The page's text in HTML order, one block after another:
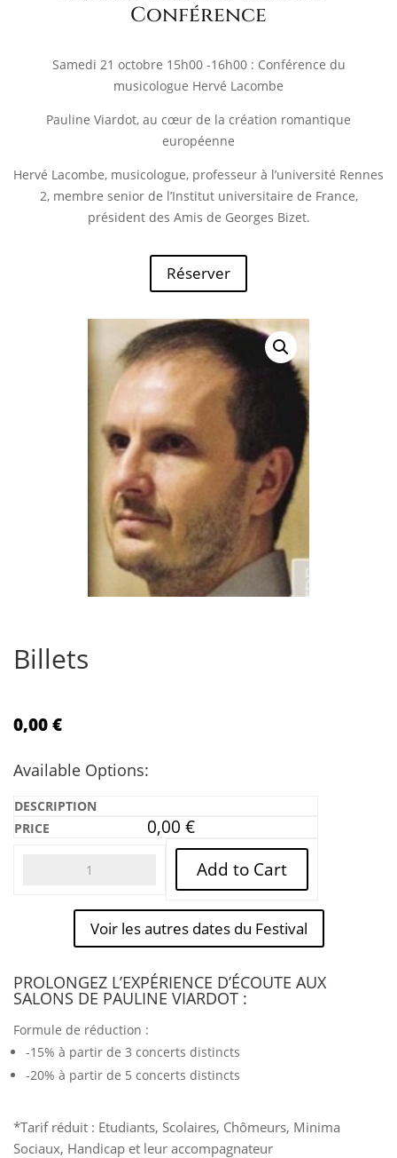
Conférence
Samedi 21 octobre 15h00 -16h00 : Conférence du
musicologue Hervé Lacombe
Pauline Viardot, au cœur de la création romantique
européenne
Hervé Lacombe, musicologue, professeur à l’université Rennes
2, membre senior de l’Institut universitaire de France,
président des Amis de Georges Bizet.
Réserver
Billets
0,00€
Available Options:
0,00 €
Add to Cart
Voir les autres dates du Festival
PROLONGEZ L’EXPÉRIENCE D’ÉCOUTE AUX
SALONS DE PAULINE VIARDOT :
Formule de réduction :
-15% à partir de 3 concerts distincts
-20% à partir de 5 concerts distincts
*Tarif réduit : Etudiants, Scolaires, Chômeurs, Minima
Sociaux, Handicap et leur accompagnateur